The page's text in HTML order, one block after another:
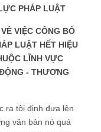
PHÁP LUẬT
VIỆC CÔNG BỐ
LUẬT HẾT HIỆU
LĨNH VỰC
- THƯƠNG
ra tôi định đưa lên
văn bản nó quá